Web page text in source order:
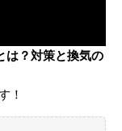
は？対策と換気の
！